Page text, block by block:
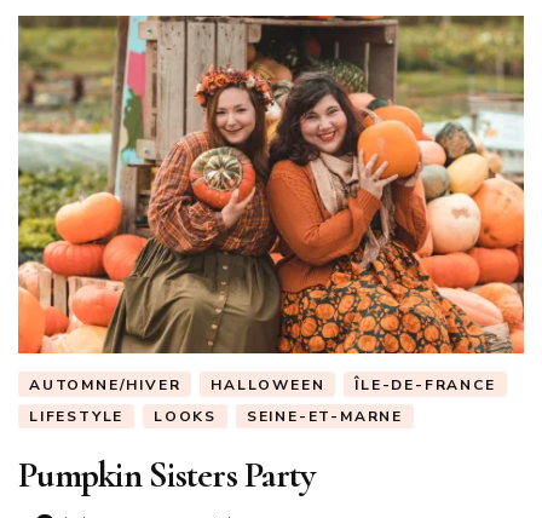
AUTOMNE/HIVER HALLOWEEN
ÎLE-DE-FRANCE
LIFESTYLE
LOOKS SEINE-ET-MARNE
Pumpkin Sisters Party